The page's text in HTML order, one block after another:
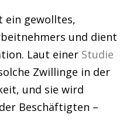
ein gewolltes,
und dient
Laut einer Studie
Zwillinge in der
und sie wird
Beschäftigten –